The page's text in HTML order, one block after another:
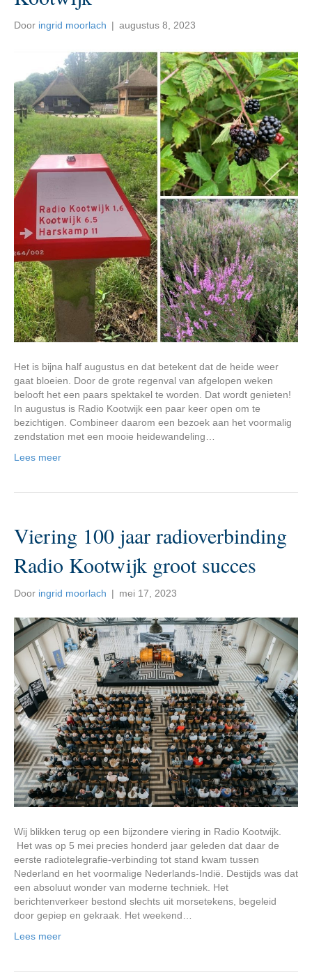
Door ingrid moorlach | augustus 8, 2023
Het is bijna half augustus en dat betekent dat de heide weer
gaat bloeien. Door de grote regenval van afgelopen weken
belooft het een paars spektakel te worden. Dat wordt genieten!
In augustus is Radio Kootwijk een paar keer open om te
bezichtigen. Combineer daarom een bezoek aan het voormalig
zendstation met een mooie heidewandeling…
Lees meer
Viering 100 jaar radioverbinding
Radio Kootwijk groot succes
Door ingrid moorlach | mei 17, 2023
Wij blikken terug op een bijzondere viering in Radio Kootwijk.
Het was op 5 mei precies honderd jaar geleden dat daar de
eerste radiotelegrafie-verbinding tot stand kwam tussen
Nederland en het voormalige Nederlands-Indië. Destijds was dat
een absoluut wonder van moderne techniek. Het
berichtenverkeer bestond slechts uit morsetekens, begeleid
door gepiep en gekraak. Het weekend…
Lees meer